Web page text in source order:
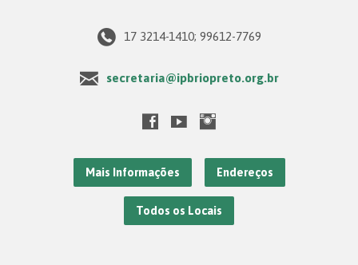
17 3214-1410; 99612-7769
secretaria@ipbriopreto.org.br
Mais Informações Endereços
Todos os Locais